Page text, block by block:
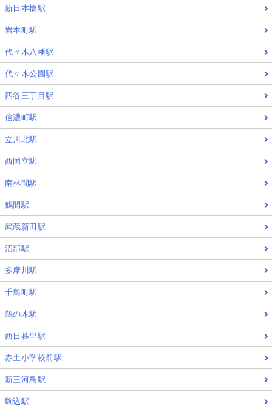
新日本橋駅
岩本町駅
代々木八幡駅
代々木公園駅
四谷三丁目駅
信濃町駅
立川北駅
西国立駅
南林間駅
鶴間駅
武蔵新田駅
沼部駅
多摩川駅
千鳥町駅
鵜の木駅
西日暮里駅
赤土小学校前駅
新三河島駅
駒込駅